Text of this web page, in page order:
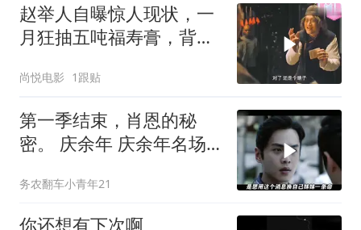
赵举人自曝惊人现状，一
月狂抽五吨福寿膏，背后
尚悦电影 1跟贴
第一季结束，肖恩的秘
密。 庆余年 庆余年名场
务农翻车小青年21
你还想有下次啊